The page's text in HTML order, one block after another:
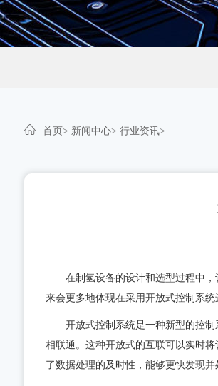
首页> 新闻中心> 行业资讯>
在制氢设备的设计和选型过程中，
来会更多地体现在采用开放式控制系统
开放式控制系统是一种新型的控制
相联通。这种开放式的互联可以实时
了数据处理的及时性，能够更快发现并